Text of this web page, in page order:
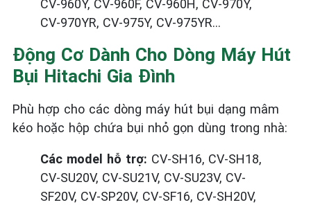
CV-960Y, CV-960F, CV-960H, CV-970Y,
CV-970YR, CV-975Y, CV-975YR...
Động Cơ Dành Cho Dòng Máy Hút
Bụi Hitachi Gia Đình
Phù hợp cho các dòng máy hút bụi dạng mâm
kéo hoặc hộp chứa bụi nhỏ gọn dùng trong nhà:
Các model hỗ trợ: CV-SH16, CV-SH18,
CV-SU20V, CV-SU21V, CV-SU23V, CV-
SF20V, CV-SP20V, CV-SF16, CV-SH20V,